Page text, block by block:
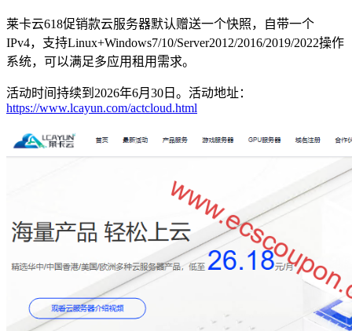
莱卡云618促销款云服务器默认赠送一个快照，自带一个
IPv4，支持Linux+Windows7/10/Server2012/2016/2019/2022操作
系统，可以满足多应用租用需求。
活动时间持续到2026年6月30日。活动地址：
https://www.lcayun.com/actcloud.html